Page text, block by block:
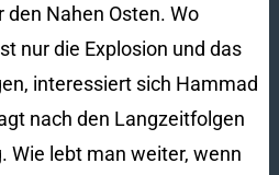
Nahen Osten. Wo
nur die Explosion und das
interessiert sich Hammad
nach den Langzeitfolgen
Wie lebt man weiter, wenn